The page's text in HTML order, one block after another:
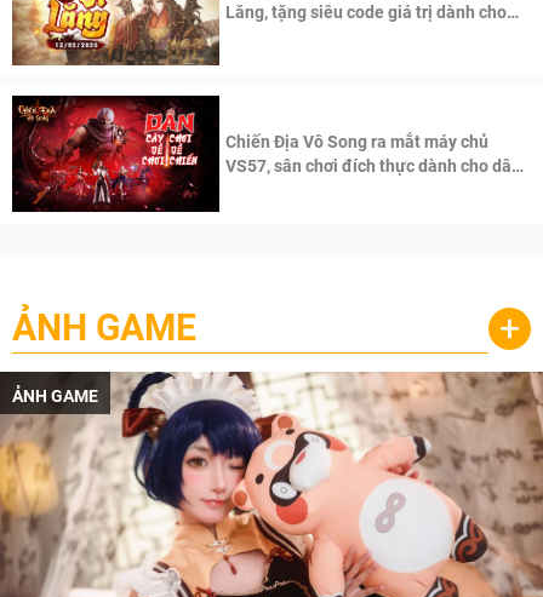
Lăng, tặng siêu code giá trị dành cho
Chiến Địa Vô Song ra mắt máy chủ
VS57, sân chơi đích thực dành cho dân
ẢNH GAME +
ẢNH GAME